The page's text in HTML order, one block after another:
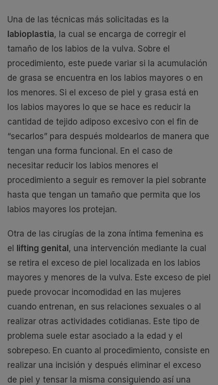
Una de las técnicas más solicitadas es la
labioplastia, la cual se encarga de corregir el
tamaño de los labios de la vulva. Sobre el
procedimiento, este puede variar si la acumulación
de grasa se encuentra en los labios mayores o en
los menores. Si el exceso de piel y grasa está en
los labios mayores lo que se hace es reducir la
cantidad de tejido adiposo excesivo con el fin de
“secarlos” para después moldearlos de manera que
tengan una forma funcional. En el caso de
necesitar reducir los labios menores el
procedimiento a seguir es remover la piel sobrante
hasta que tengan un tamaño que permita que los
labios mayores los protejan.
Otra de las cirugías de la zona íntima femenina es
el
lifting genital , una intervención mediante la cual
se retira el exceso de piel localizada en los labios
mayores y menores de la vulva. Este exceso de piel
puede provocar incomodidad en las mujeres
cuando entrenan, en sus relaciones sexuales o al
realizar otras actividades cotidianas. Este tipo de
problema suele estar asociado a la edad y el
sobrepeso. En cuanto al procedimiento, consiste en
realizar una incisión y después eliminar el exceso
de piel y tensar la misma consiguiendo así una